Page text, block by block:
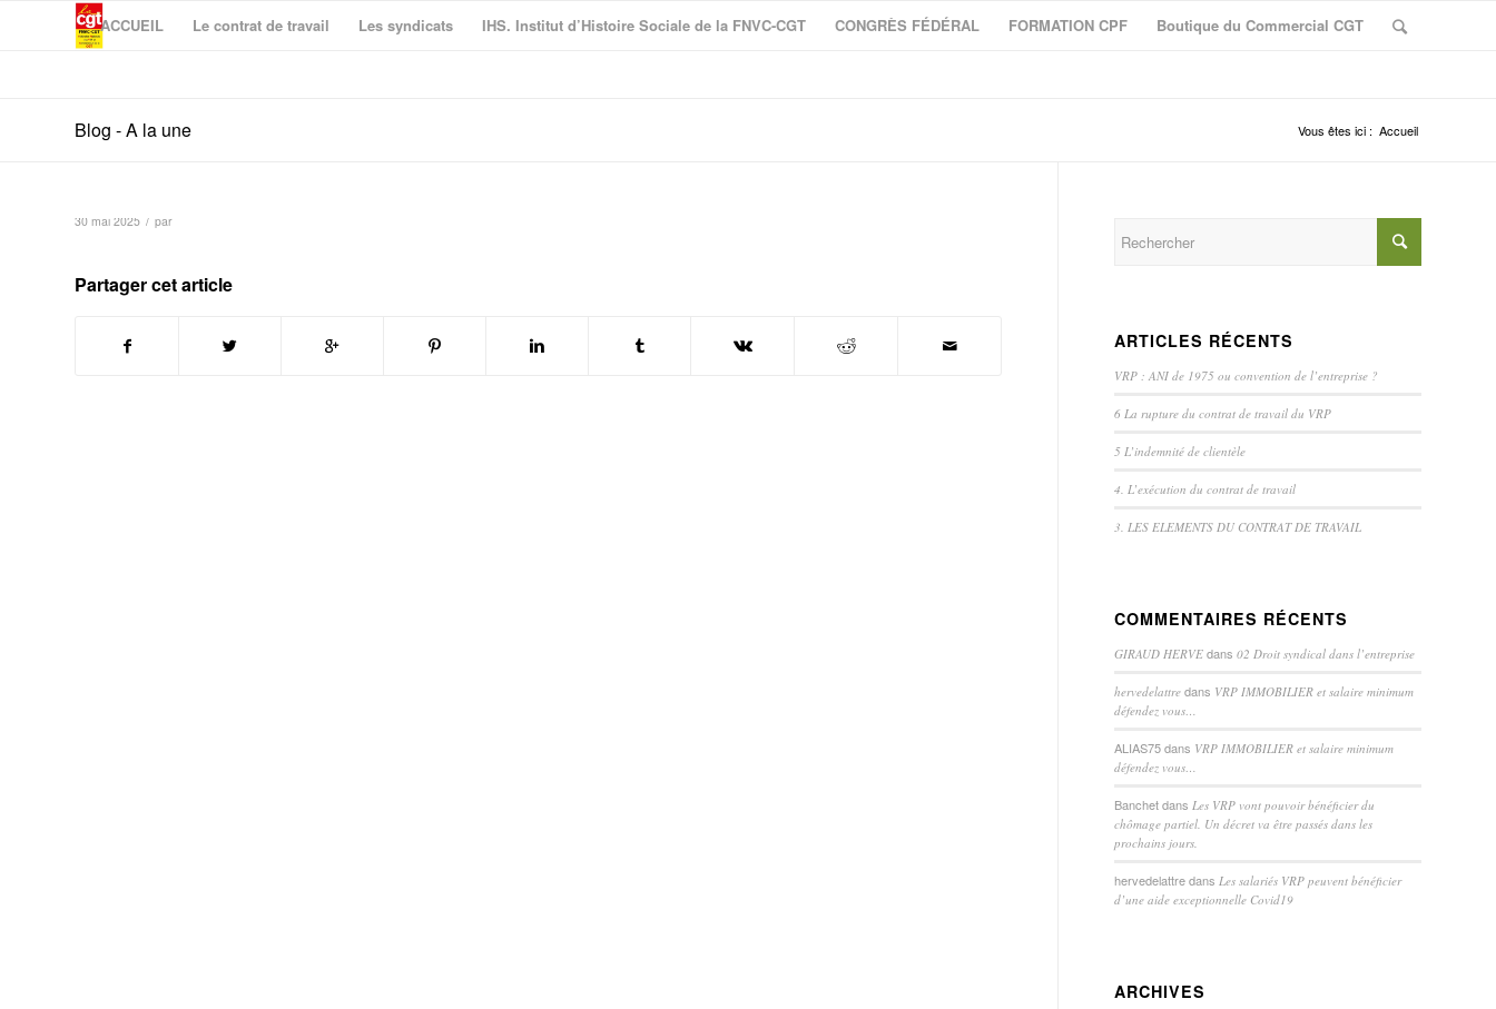
ACCUEIL Le contrat de travail Les syndicats IHS. Institut d’Histoire Sociale de la FNVC-CGT CONGRÈS FÉDÉRAL FORMATION CPF Boutique du Commercial CGT
Blog - A la une Vous êtes ici : Accueil
30 mai 2025 / par
Partager cet article
ARTICLES RÉCENTS
VRP : ANI de 1975 ou convention de l’entreprise ?
6 La rupture du contrat de travail du VRP
5 L’indemnité de clientèle
4. L’exécution du contrat de travail
3. LES ELEMENTS DU CONTRAT DE TRAVAIL
COMMENTAIRES RÉCENTS
GIRAUD HERVE dans02 Droit syndical dans l’entreprise
hervedelattre dans VRP IMMOBILIER et salaire minimum
défendez vous…
ALIAS75dans VRP IMMOBILIER et salaire minimum
défendez vous…
Banchetdans Les VRP vont pouvoir bénéficier du
chômage partiel. Un décret va être passés dans les
prochains jours.
hervedelattredans Les salariés VRP peuvent bénéficier
d’une aide exceptionnelle Covid19
ARCHIVES